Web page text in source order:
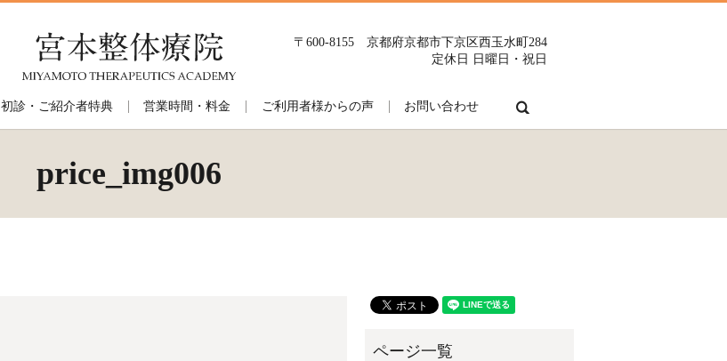
〒600-8155 京都府京都市下京区西玉水町284
定休日 日曜日・祝日
初診・ご紹介者特典 営業時間・料金 ご利用者様からの声 お問い合わせ
price_img006